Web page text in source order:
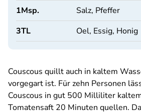
1Msp.
Salz, Pfeffer
3TL Oel, Essig, Honig
Couscous quillt auch in kaltem
vorgegart ist. Für zehn Personen
Couscous in gut 500 Milliliter
Tomatensaft 20 Minuten quellen.